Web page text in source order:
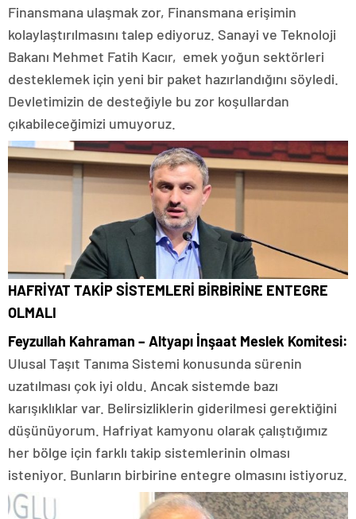
Finansmana ulaşmak zor, Finansmana erişimin
kolaylaştırılmasını talep ediyoruz. Sanayi ve Teknoloji
Bakanı Mehmet Fatih Kacır, emek yoğun sektörleri
desteklemek için yeni bir paket hazırlandığını söyledi.
Devletimizin de desteğiyle bu zor koşullardan
çıkabileceğimizi umuyoruz.
HAFRİYAT TAKİP SİSTEMLERİ BİRBİRİNE ENTEGRE
OLMALI
Feyzullah Kahraman – Altyapı İnşaat Meslek Komitesi:
Ulusal Taşıt Tanıma Sistemi konusunda sürenin
uzatılması çok iyi oldu. Ancak sistemde bazı
karışıklıklar var. Belirsizliklerin giderilmesi gerektiğini
düşünüyorum. Hafriyat kamyonu olarak çalıştığımız
her bölge için farklı takip sistemlerinin olması
isteniyor. Bunların birbirine entegre olmasını istiyoruz.